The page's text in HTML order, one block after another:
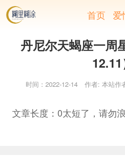
首页 爱
丹尼尔天蝎座一周
12.11
时间：2022-12-14 作者: 本站作
文章长度：0太短了，请勿